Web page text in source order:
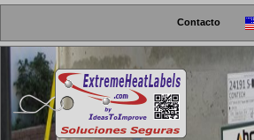
Contacto